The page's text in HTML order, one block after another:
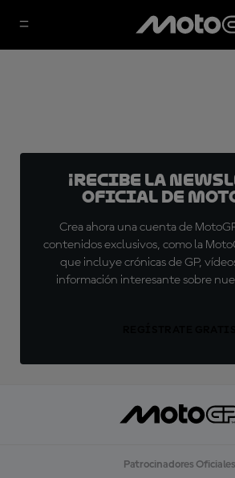
¡Recibe la
oficial de
Crea ahora una cuenta de
contenidos exclusivos, como la
que incluye crónicas de GP,
información interesante sobre
Patrocinadores Oficiales